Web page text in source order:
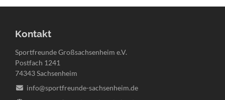
Kontakt
Sportfreunde Großsachsenheim e.V.
Postfach 1241
74343 Sachsenheim
info@sportfreunde-sachsenheim.de